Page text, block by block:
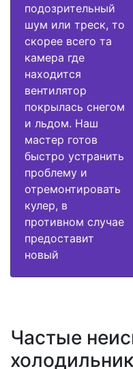
подозрительный
шум или треск, то
скорее всего та
камера где
находится
вентилятор
покрылась снегом
и льдом. Наш
мастер готов
быстро устранить
проблему и
отремонтировать
кулер, в
противном случае
предоставит
новый
Частые